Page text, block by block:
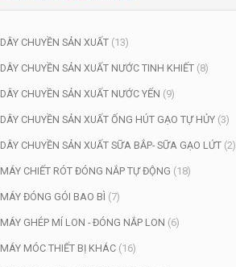
DÂY CHUYỀN SẢN XUẤT (13)
DÂY CHUYỀN SẢN XUẤT NƯỚC TINH KHIẾT (8)
DÂY CHUYỀN SẢN XUẤT NƯỚC YẾN (9)
DÂY CHUYỀN SẢN XUẤT ỐNG HÚT GẠO TỰ HỦY (3)
DÂY CHUYỀN SẢN XUẤT SỮA BẮP- SỮA GẠO LỨT (2)
MÁY CHIẾT RÓT ĐÓNG NẮP TỰ ĐỘNG (18)
MÁY ĐÓNG GÓI BAO BÌ (7)
MÁY GHÉP MÍ LON - ĐÓNG NẮP LON (6)
MÁY MÓC THIẾT BỊ KHÁC (16)